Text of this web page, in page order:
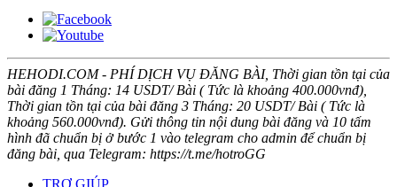
HEHODI.COM - PHÍ DỊCH VỤ ĐĂNG BÀI, Thời gian tồn tại của
bài đăng 1 Tháng: 14 USDT/ Bài ( Tức là khoảng 400.000vnđ),
Thời gian tồn tại của bài đăng 3 Tháng: 20 USDT/ Bài ( Tức là
khoảng 560.000vnđ). Gửi thông tin nội dung bài đăng và 10 tấm
hình đã chuẩn bị ở bước 1 vào telegram cho admin để chuẩn bị
đăng bài, qua Telegram: https://t.me/hotroGG
TRỢ GIÚP